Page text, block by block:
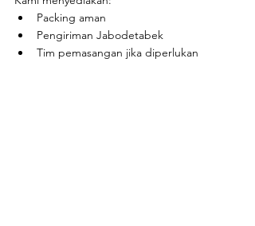
Packing aman
Pengiriman Jabodetabek
Tim pemasangan jika diperlukan